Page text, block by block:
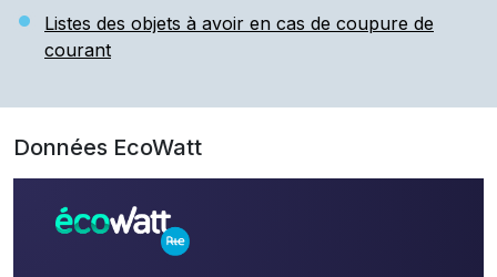
Listes des objets à avoir en cas de coupure de
courant
Données EcoWatt